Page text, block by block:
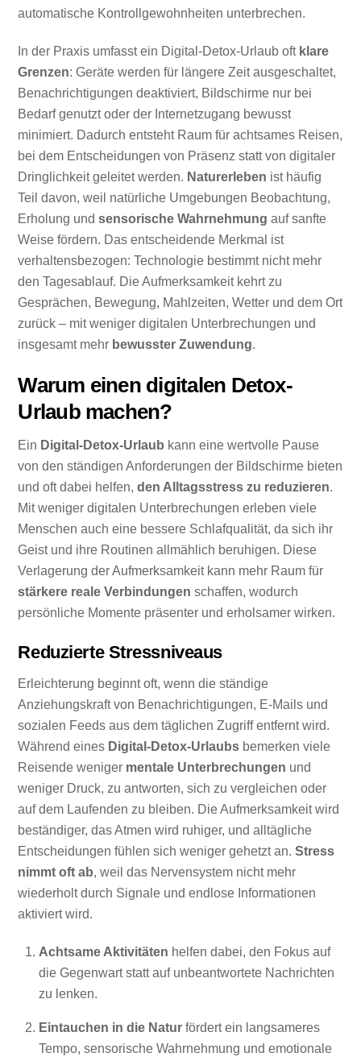
automatische Kontrollgewohnheiten unterbrechen.
In der Praxis umfasst ein Digital-Detox-Urlaub oft klare
Grenzen: Geräte werden für längere Zeit ausgeschaltet,
Benachrichtigungen deaktiviert, Bildschirme nur bei
Bedarf genutzt oder der Internetzugang bewusst
minimiert. Dadurch entsteht Raum für achtsames Reisen,
bei dem Entscheidungen von Präsenz statt von digitaler
Dringlichkeit geleitet werden. Naturerleben ist häufig
Teil davon, weil natürliche Umgebungen Beobachtung,
Erholung undsensorische Wahrnehmung auf sanfte
Weise fördern. Das entscheidende Merkmal ist
verhaltensbezogen: Technologie bestimmt nicht mehr
den Tagesablauf. Die Aufmerksamkeit kehrt zu
Gesprächen, Bewegung, Mahlzeiten, Wetter und dem Ort
zurück – mit weniger digitalen Unterbrechungen und
insgesamt mehr bewusster Zuwendung.
Warum einen digitalen Detox-
Urlaub machen?
Ein Digital-Detox-Urlaub kann eine wertvolle Pause
von den ständigen Anforderungen der Bildschirme bieten
und oft dabei helfen,den Alltagsstress zu reduzieren.
Mit weniger digitalen Unterbrechungen erleben viele
Menschen auch eine bessere Schlafqualität, da sich ihr
Geist und ihre Routinen allmählich beruhigen. Diese
Verlagerung der Aufmerksamkeit kann mehr Raum für
stärkere reale Verbindungen schaffen, wodurch
persönliche Momente präsenter und erholsamer wirken.
Reduzierte Stressniveaus
Erleichterung beginnt oft, wenn die ständige
Anziehungskraft von Benachrichtigungen, E-Mails und
sozialen Feeds aus dem täglichen Zugriff entfernt wird.
Während eines Digital-Detox-Urlaubs bemerken viele
Reisende weniger mentale Unterbrechungen und
weniger Druck, zu antworten, sich zu vergleichen oder
auf dem Laufenden zu bleiben. Die Aufmerksamkeit wird
beständiger, das Atmen wird ruhiger, und alltägliche
Entscheidungen fühlen sich weniger gehetzt an.Stress
nimmt oft ab, weil das Nervensystem nicht mehr
wiederholt durch Signale und endlose Informationen
aktiviert wird.
Achtsame Aktivitäten helfen dabei, den Fokus auf
die Gegenwart statt auf unbeantwortete Nachrichten
zu lenken.
Eintauchen in die Natur fördert ein langsameres
Tempo, sensorische Wahrnehmung und emotionale